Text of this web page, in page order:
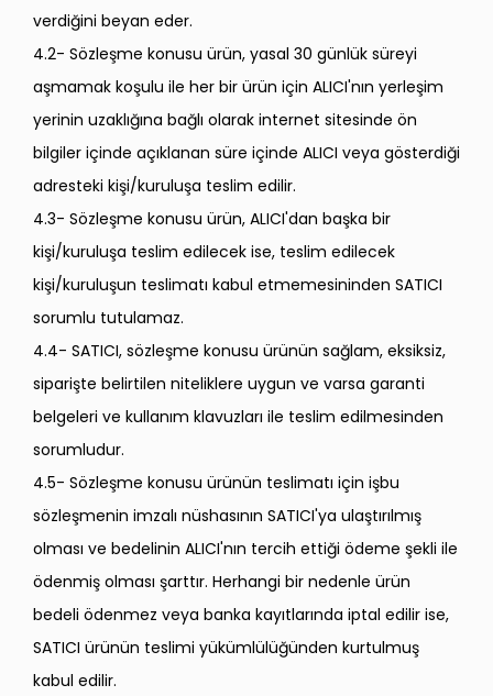
verdiğini beyan eder.
4.2- Sözleşme konusu ürün, yasal 30 günlük süreyi
aşmamak koşulu ile her bir ürün için ALICI'nın yerleşim
yerinin uzaklığına bağlı olarak internet sitesinde ön
bilgiler içinde açıklanan süre içinde ALICI veya gösterdiği
adresteki kişi/kuruluşa teslim edilir.
4.3- Sözleşme konusu ürün, ALICI'dan başka bir
kişi/kuruluşa teslim edilecek ise, teslim edilecek
kişi/kuruluşun teslimatı kabul etmemesininden SATICI
sorumlu tutulamaz.
4.4- SATICI, sözleşme konusu ürünün sağlam, eksiksiz,
siparişte belirtilen niteliklere uygun ve varsa garanti
belgeleri ve kullanım klavuzları ile teslim edilmesinden
sorumludur.
4.5- Sözleşme konusu ürünün teslimatı için işbu
sözleşmenin imzalı nüshasının SATICI'ya ulaştırılmış
olması ve bedelinin ALICI'nın tercih ettiği ödeme şekli ile
ödenmiş olması şarttır. Herhangi bir nedenle ürün
bedeli ödenmez veya banka kayıtlarında iptal edilir ise,
SATICI ürünün teslimi yükümlülüğünden kurtulmuş
kabul edilir.